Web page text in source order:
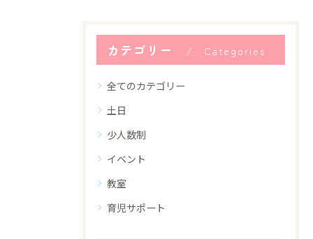
カテゴリー Categories
全てのカテゴリー
土日
少人数制
イベント
教室
育児サポート